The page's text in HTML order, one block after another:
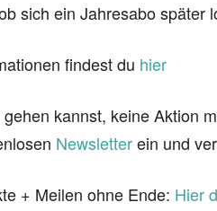
sich ein Jahresabo später
findest du hier
kannst, keine Aktion
Newsletterein und
+ Meilen ohne Ende: Hier